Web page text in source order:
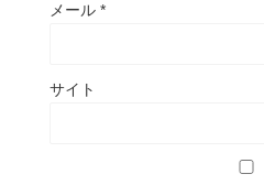
メール *
サイト